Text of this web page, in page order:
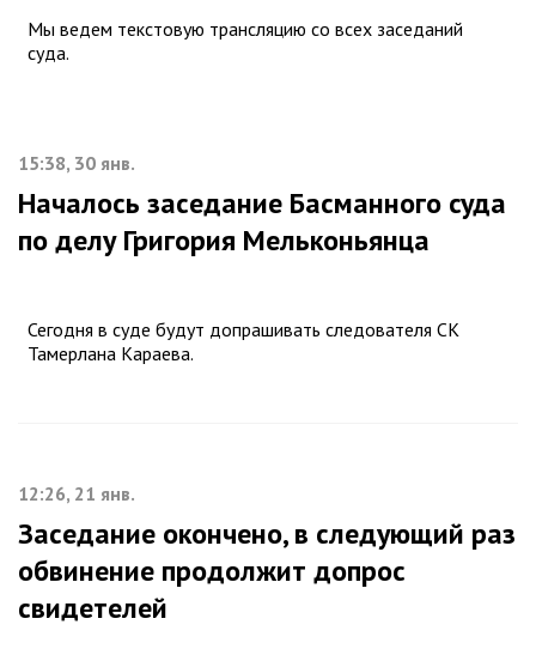
Мы ведем текстовую трансляцию со всех заседаний
суда.
15:38, 30 янв.
Началось заседание Басманного суда
по делу Григория Мельконьянца
Сегодня в суде будут допрашивать следователя СК
Тамерлана Караева.
12:26, 21 янв.
Заседание окончено, в следующий раз
обвинение продолжит допрос
свидетелей